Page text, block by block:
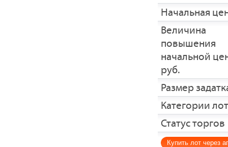
Начальная
Величина
повышения
начальной
руб.
Размер
Категории
Статус торгов
Купить лот через